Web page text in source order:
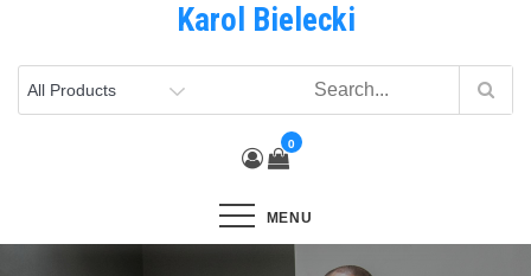
content
Karol Bielecki
0
MENU